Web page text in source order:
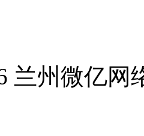
兰州微亿网